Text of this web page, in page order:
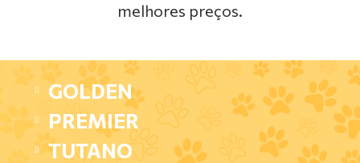
melhores preços.
GOLDEN
PREMIER
TUTANO